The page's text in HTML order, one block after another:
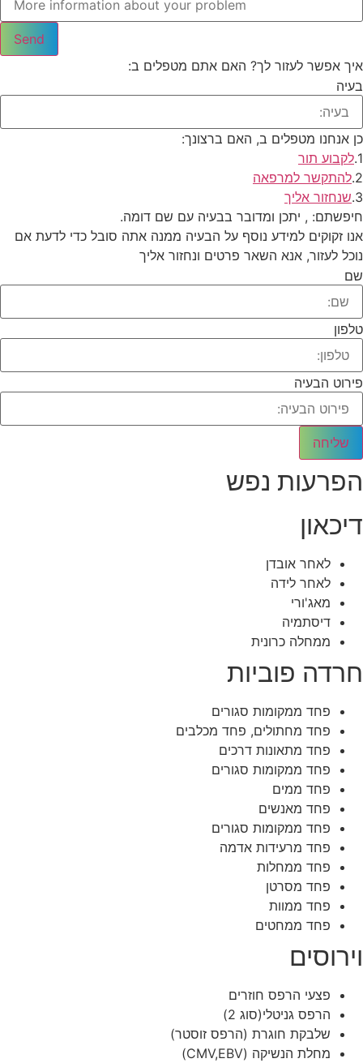
Send
איך אפשר לעזור לך? האם אתם מטפלים ב:
בעיה
כן אנחנו מטפלים ב, האם ברצונך:
1. לקבוע תור
2. להתקשר למרפאה
3. שנחזור אליך
חיפשתם: , יתכן ומדובר בבעיה עם שם דומה.
אנו זקוקים למידע נוסף על הבעיה ממנה אתה סובל כדי לדעת אם
נוכל לעזור, אנא השאר פרטים ונחזור אליך
שם
טלפון
פירוט הבעיה
שליחה
הפרעות נפש
דיכאון
לאחר אובדן
לאחר לידה
מאג'ורי
דיסתמיה
ממחלה כרונית
חרדה פוביות
פחד ממקומות סגורים
פחד מחתולים, פחד מכלבים
פחד מתאונות דרכים
פחד ממקומות סגורים
פחד ממים
פחד מאנשים
פחד ממקומות סגורים
פחד מרעידות אדמה
פחד ממחלות
פחד מסרטן
פחד ממוות
פחד ממחטים
וירוסים
פצעי הרפס חוזרים
הרפס גניטלי(סוג 2)
שלבקת חוגרת (הרפס זוסטר)
מחלת הנשיקה (CMV,EBV)